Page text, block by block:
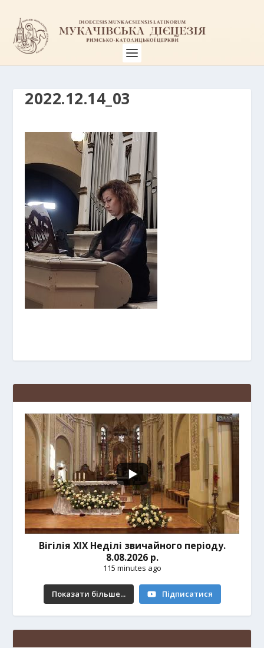
2022.12.14_03
Вігілія ХІХ Неділі звичайного періоду.
8.08.2026 р.
115 minutes ago
Показати більше... Підписатися